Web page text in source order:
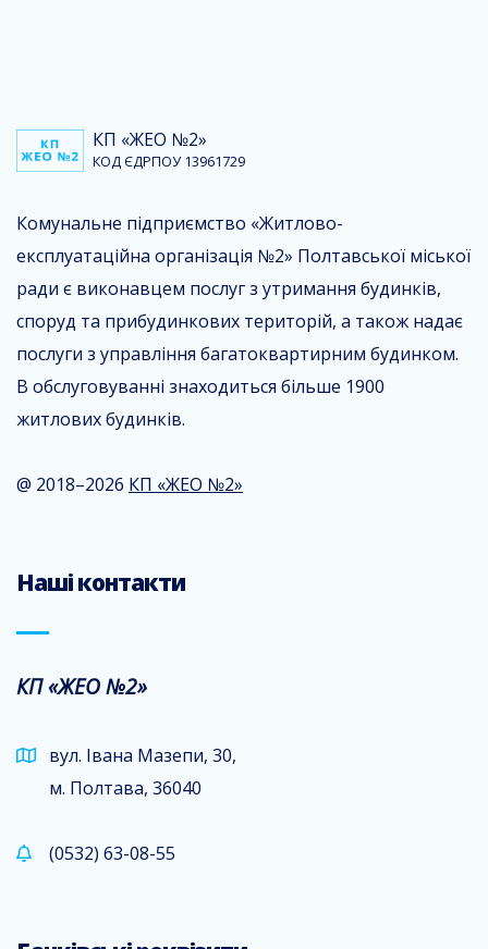
КП «ЖЕО №2»
КОД ЄДРПОУ 13961729
Комунальне підприємство «Житлово-
експлуатаційна організація №2» Полтавської міської
ради є виконавцем послуг з утримання будинків,
споруд та прибудинкових територій, а також надає
послуги з управління багатоквартирним будинком.
В обслуговуванні знаходиться більше 1900
житлових будинків.
@ 2018–2026 КП «ЖЕО №2»
Наші контакти
КП «ЖЕО №2»
вул. Івана Мазепи, 30,
м. Полтава, 36040
(0532) 63-08-55